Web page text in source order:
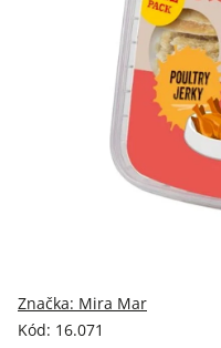
Kód: 16.071
Značka: Mira Mar